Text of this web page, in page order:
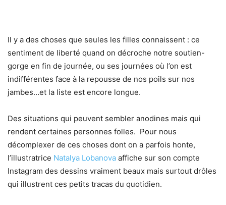
Il y a des choses que seules les filles connaissent : ce
sentiment de liberté quand on décroche notre soutien-
gorge en fin de journée, ou ses journées où l’on est
indifférentes face à la repousse de nos poils sur nos
jambes…et la liste est encore longue.
Des situations qui peuvent sembler anodines mais qui
rendent certaines personnes folles. Pour nous
décomplexer de ces choses dont on a parfois honte,
l’illustratrice Natalya Lobanova affiche sur son compte
Instagram des dessins vraiment beaux mais surtout drôles
qui illustrent ces petits tracas du quotidien.